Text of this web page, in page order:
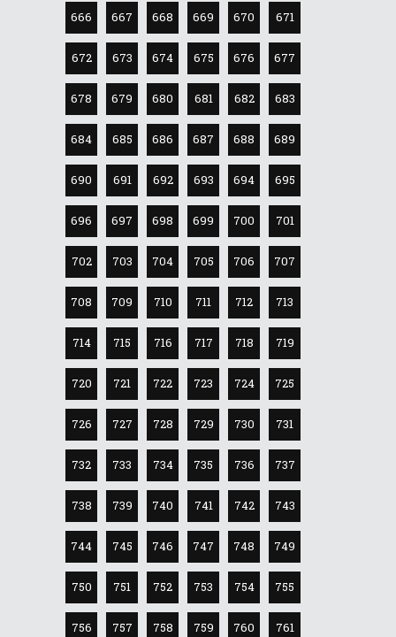
666 667 668 669 670 671
672 673 674 675 676 677
678 679 680 681 682 683
684 685 686 687 688 689
690 691 692 693 694 695
696 697 698 699 700 701
702 703 704 705 706 707
708 709 710 711 712 713
714 715 716 717 718 719
720 721 722 723 724 725
726 727 728 729 730 731
732 733 734 735 736 737
738 739 740 741 742 743
744 745 746 747 748 749
750 751 752 753 754 755
756 757 758 759 760 761